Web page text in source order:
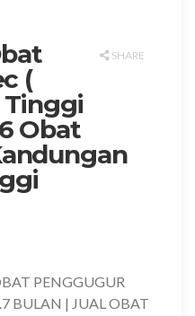
SHARE
(
Tinggi
Obat
PENGGUGUR
BULAN | JUAL OBAT